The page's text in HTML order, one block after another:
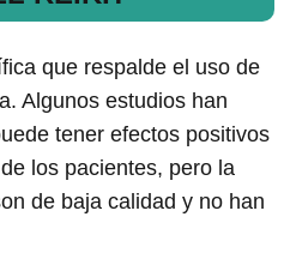
que respalde el uso de
Algunos estudios han
tener efectos positivos
los pacientes, pero la
de baja calidad y no han